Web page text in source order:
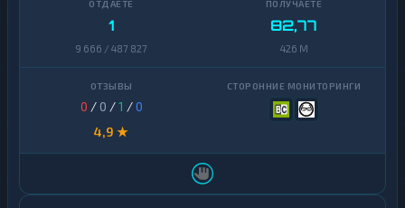
1
9 666 / 487 827
82,77
426 M
0 / 0 /1 /0
4,9 ★